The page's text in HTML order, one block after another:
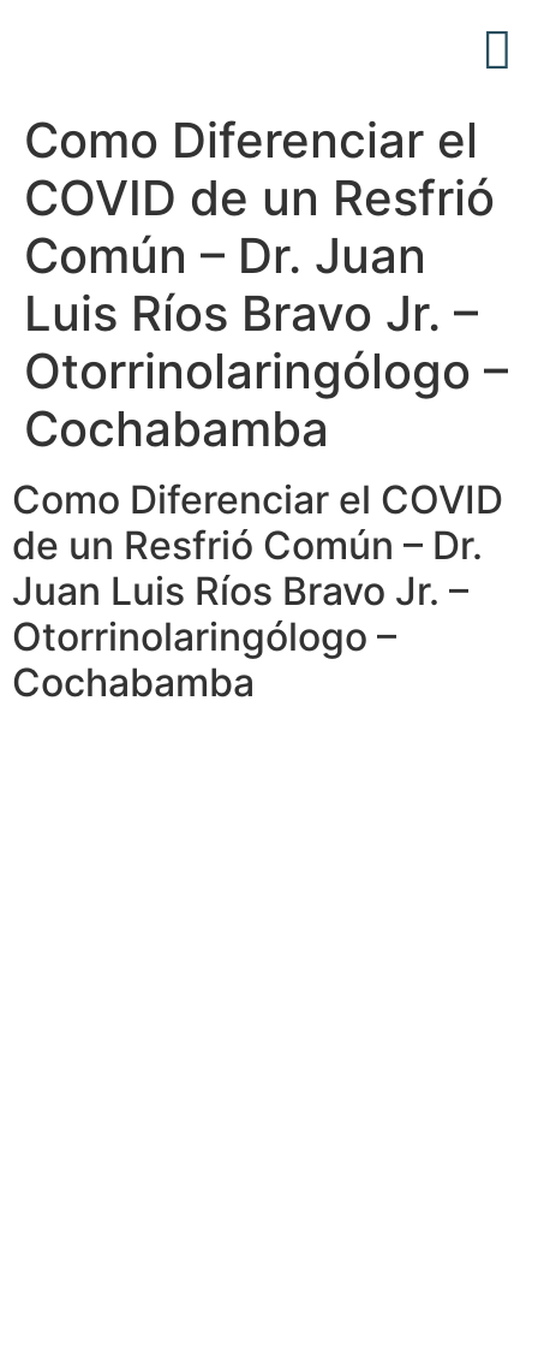
Como Diferenciar el
COVID de un Resfrió
Común – Dr. Juan
Luis Ríos Bravo Jr. –
Otorrinolaringólogo –
Cochabamba
Como Diferenciar el COVID
de un Resfrió Común – Dr.
Juan Luis Ríos Bravo Jr. –
Otorrinolaringólogo –
Cochabamba